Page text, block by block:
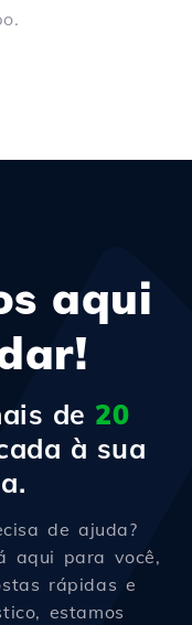
aqui
de 20
à sua
de ajuda?
aqui para você,
rápidas e
estamos